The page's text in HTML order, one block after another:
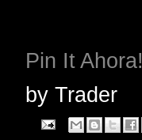
Pin It Ahora!
by Trader